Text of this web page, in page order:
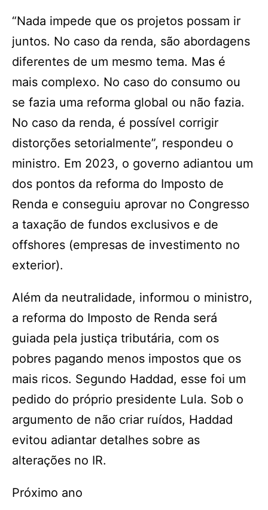
“Nada impede que os projetos possam ir
juntos. No caso da renda, são abordagens
diferentes de um mesmo tema. Mas é
mais complexo. No caso do consumo ou
se fazia uma reforma global ou não fazia.
No caso da renda, é possível corrigir
distorções setorialmente”, respondeu o
ministro. Em 2023, o governo adiantou um
dos pontos da reforma do Imposto de
Renda e conseguiu aprovar no Congresso
a taxação de fundos exclusivos e de
offshores (empresas de investimento no
exterior).
Além da neutralidade, informou o ministro,
a reforma do Imposto de Renda será
guiada pela justiça tributária, com os
pobres pagando menos impostos que os
mais ricos. Segundo Haddad, esse foi um
pedido do próprio presidente Lula. Sob o
argumento de não criar ruídos, Haddad
evitou adiantar detalhes sobre as
alterações no IR.
Próximo ano